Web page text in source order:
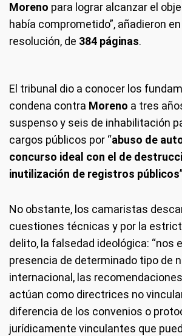
Moreno para lograr alcanzar el
había comprometido”, añadieron
resolución, de 384 páginas.
El tribunal dio a conocer los
condena contra Moreno a tres
suspenso y seis de inhabilitación
cargos públicos por “abuso de
concurso ideal con el de
inutilización de registros públicos
No obstante, los camaristas
cuestiones técnicas y por la
delito, la falsedad ideológica: “nos
presencia de determinado tipo de
internacional, las
actúan como directrices no
diferencia de los convenios o
jurídicamente vinculantes que